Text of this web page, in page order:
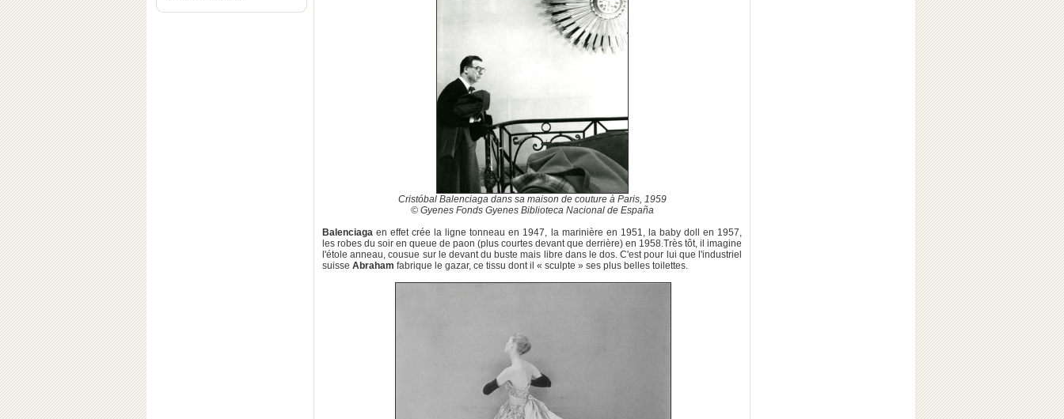
Cristóbal Balenciaga dans sa maison de couture à Paris, 1959
© Gyenes Fonds Gyenes Biblioteca Nacional de España
Balenciagaen effet crée la ligne tonneau en 1947, la marinière en 1951, la baby doll en 1957,
les robes du soir en queue de paon (plus courtes devant que derrière) en 1958.Très tôt, il imagine
l'étole anneau, cousue sur le devant du buste mais libre dans le dos. C'est pour lui que l'industriel
suisse Abraham fabrique le gazar, ce tissu dont il « sculpte » ses plus belles toilettes.